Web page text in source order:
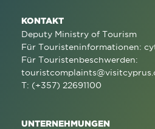
KONTAKT
Deputy Ministry of Tourism
Für Touristeninformationen:
Für Touristenbeschwerden:
T: (+357) 22691100
UNTERNEHMUNGEN